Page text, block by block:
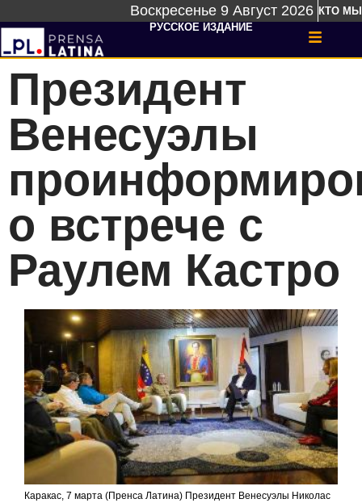
Воскресенье 9 Август 2026 КТО МЫ
РУССКОЕ ИЗДАНИЕ
Президент
Венесуэлы
о встрече с
Раулем Кастро
Каракас, 7 марта (Пренса Латина) Президент Венесуэлы Николас